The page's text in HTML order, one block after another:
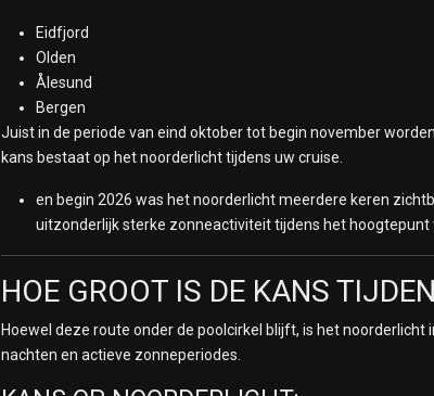
Eidfjord
Olden
Ålesund
Bergen
Juist in de periode van eind oktober tot begin november
kans bestaat op het noorderlicht tijdens uw cruise.
en begin 2026 was het noorderlicht meerdere keren
uitzonderlijk sterke zonneactiviteit tijdens het hoogtepunt
HOE GROOT IS DE KANS
Hoewel deze route onder de poolcirkel blijft, is het
nachten en actieve zonneperiodes.